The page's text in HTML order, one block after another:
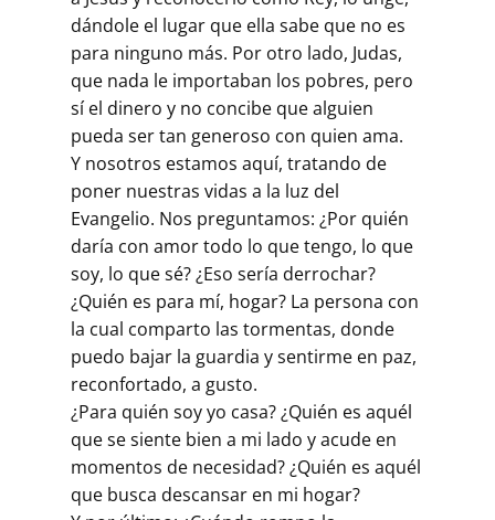
dándole el lugar que ella sabe que no es
para ninguno más. Por otro lado, Judas,
que nada le importaban los pobres, pero
sí el dinero y no concibe que alguien
pueda ser tan generoso con quien ama.
Y nosotros estamos aquí, tratando de
poner nuestras vidas a la luz del
Evangelio. Nos preguntamos: ¿Por quién
daría con amor todo lo que tengo, lo que
soy, lo que sé? ¿Eso sería derrochar?
¿Quién es para mí, hogar? La persona con
la cual comparto las tormentas, donde
puedo bajar la guardia y sentirme en paz,
reconfortado, a gusto.
¿Para quién soy yo casa? ¿Quién es aquél
que se siente bien a mi lado y acude en
momentos de necesidad? ¿Quién es aquél
que busca descansar en mi hogar?